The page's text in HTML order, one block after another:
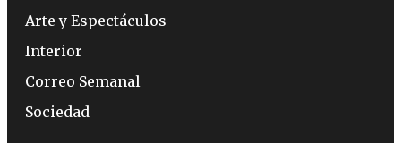
Arte y Espectáculos
Interior
Correo Semanal
Sociedad